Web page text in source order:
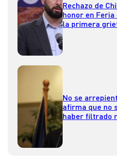
Rechazo de
honor en
la primera
No se
afirma que no
haber filtrado